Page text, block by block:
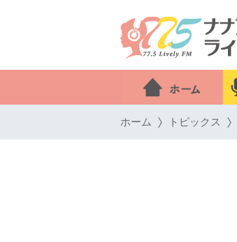
ホーム トピックス